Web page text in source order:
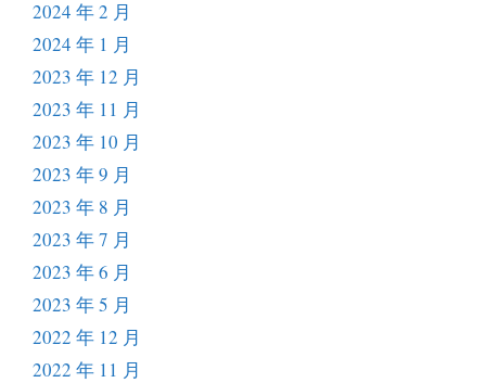
2024 年 2 月
2024 年 1 月
2023 年 12 月
2023 年 11 月
2023 年 10 月
2023 年 9 月
2023 年 8 月
2023 年 7 月
2023 年 6 月
2023 年 5 月
2022 年 12 月
2022 年 11 月